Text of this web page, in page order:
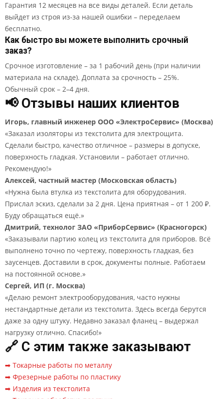
Гарантия 12 месяцев на все виды деталей. Если деталь
выйдет из строя из-за нашей ошибки – переделаем
бесплатно.
Как быстро вы можете выполнить срочный
заказ?
Срочное изготовление – за 1 рабочий день (при наличии
материала на складе). Доплата за срочность – 25%.
Обычный срок – 2–4 дня.
📢 Отзывы наших клиентов
Игорь, главный инженер ООО «ЭлектроСервис» (Москва)
«Заказал изоляторы из текстолита для электрощита.
Сделали быстро, качество отличное – размеры в допуске,
поверхность гладкая. Установили – работает отлично.
Рекомендую!»
Алексей, частный мастер (Московская область)
«Нужна была втулка из текстолита для оборудования.
Прислал эскиз, сделали за 2 дня. Цена приятная – от 1 200 ₽.
Буду обращаться ещё.»
Дмитрий, технолог ЗАО «ПриборСервис» (Красногорск)
«Заказывали партию колец из текстолита для приборов. Всё
выполнено точно по чертежу, поверхность гладкая, без
заусенцев. Доставили в срок, документы полные. Работаем
на постоянной основе.»
Сергей, ИП (г. Москва)
«Делаю ремонт электрооборудования, часто нужны
нестандартные детали из текстолита. Здесь всегда берутся
даже за одну штуку. Недавно заказал фланец – выдержал
нагрузку отлично. Спасибо!»
🔗 С этим также заказывают
➡ Токарные работы по металлу
➡ Фрезерные работы по пластику
➡ Изделия из текстолита